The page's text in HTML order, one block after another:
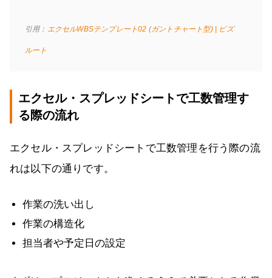
引用： エクセルWBSテンプレート02 (ガントチャート型) | ビズ
ルート
エクセル・スプレッドシートで工数管理す
る際の流れ
エクセル・スプレッドシートで工数管理を行う際の流
れは以下の通りです。
作業の洗い出し
作業の構造化
担当者や予定日の設定